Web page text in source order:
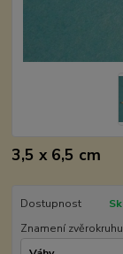
3,5 x 6,5 cm
Dostupnost
Znamení